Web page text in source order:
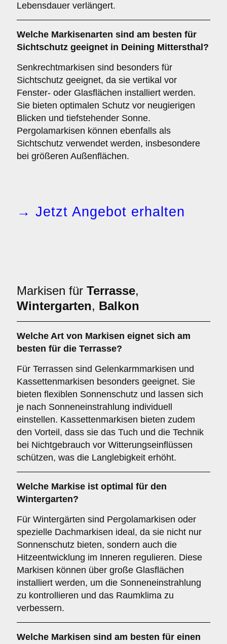
Lebensdauer verlängert.
Welche Markisenarten sind am besten für
Sichtschutz geeignet in Deining Mittersthal?
Senkrechtmarkisen sind besonders für
Sichtschutz geeignet, da sie vertikal vor
Fenster- oder Glasflächen installiert werden.
Sie bieten optimalen Schutz vor neugierigen
Blicken und tiefstehender Sonne.
Pergolamarkisen können ebenfalls als
Sichtschutz verwendet werden, insbesondere
bei größeren Außenflächen.
→ Jetzt Angebot erhalten
Markisen für Terrasse,
Wintergarten, Balkon
Welche Art von Markisen eignet sich am
besten für die Terrasse?
Für Terrassen sind Gelenkarmmarkisen und
Kassettenmarkisen besonders geeignet. Sie
bieten flexiblen Sonnenschutz und lassen sich
je nach Sonneneinstrahlung individuell
einstellen. Kassettenmarkisen bieten zudem
den Vorteil, dass sie das Tuch und die Technik
bei Nichtgebrauch vor Witterungseinflüssen
schützen, was die Langlebigkeit erhöht.
Welche Markise ist optimal für den
Wintergarten?
Für Wintergärten sind Pergolamarkisen oder
spezielle Dachmarkisen ideal, da sie nicht nur
Sonnenschutz bieten, sondern auch die
Hitzeentwicklung im Inneren regulieren. Diese
Markisen können über große Glasflächen
installiert werden, um die Sonneneinstrahlung
zu kontrollieren und das Raumklima zu
verbessern.
Welche Markisen sind am besten für einen